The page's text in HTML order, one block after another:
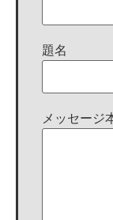
題名
メッセージ